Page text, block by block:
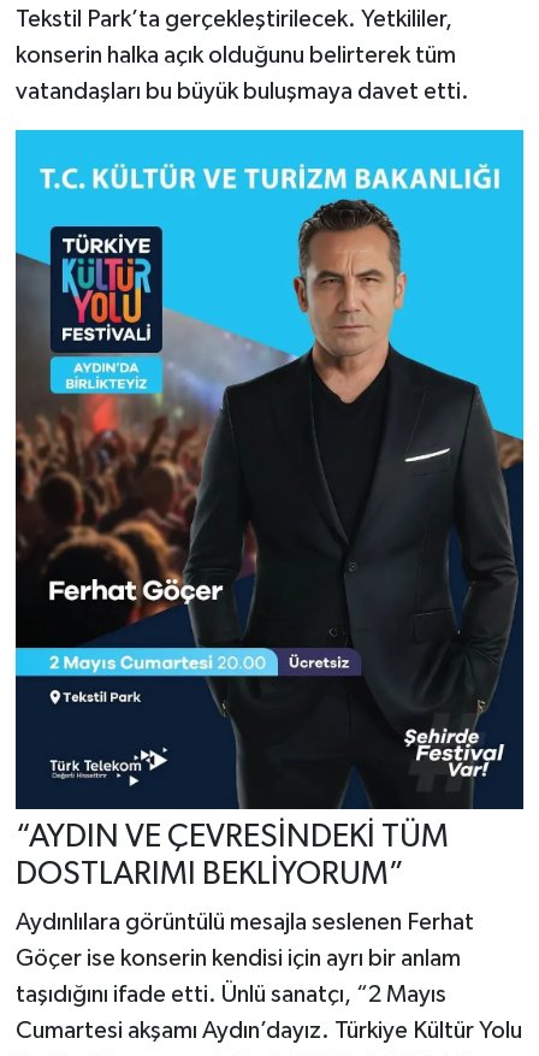
Tekstil Park’ta gerçekleştirilecek. Yetkililer,
konserin halka açık olduğunu belirterek tüm
vatandaşları bu büyük buluşmaya davet etti.
“AYDIN VE ÇEVRESİNDEKİ TÜM
DOSTLARIMI BEKLİYORUM”
Aydınlılara görüntülü mesajla seslenen Ferhat
Göçer ise konserin kendisi için ayrı bir anlam
taşıdığını ifade etti. Ünlü sanatçı, “2 Mayıs
Cumartesi akşamı Aydın’dayız. Türkiye Kültür Yolu